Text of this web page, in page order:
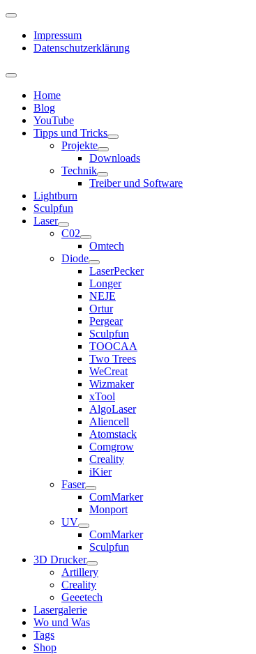
Impressum
Datenschutzerklärung
Home
Blog
YouTube
Tipps und Tricks
Projekte
Downloads
Technik
Treiber und Software
Lightburn
Sculpfun
Laser
C02
Omtech
Diode
LaserPecker
Longer
NEJE
Ortur
Pergear
Sculpfun
TOOCAA
Two Trees
WeCreat
Wizmaker
xTool
AlgoLaser
Aliencell
Atomstack
Comgrow
Creality
iKier
Faser
ComMarker
Monport
UV
ComMarker
Sculpfun
3D Drucker
Artillery
Creality
Geeetech
Lasergalerie
Wo und Was
Tags
Shop